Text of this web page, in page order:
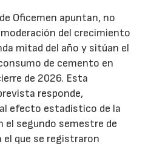
Oficemen apuntan, no
del crecimiento
mitad del año y sitúan el
de cemento en
de 2026. Esta
responde,
efecto estadístico de la
el segundo semestre de
el que se registraron